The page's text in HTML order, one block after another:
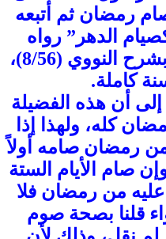
رمضان ثم أتبعه
الدهر” رواه
مسلم في كتاب الصيام بشرح النووي (8/56)،
كاملة.
إلى أن هذه الفضيلة
كله، ولهذا إذا
رمضان صامه أولاً
صام الأيام الستة
من رمضان فلا
قلنا بصحة صوم